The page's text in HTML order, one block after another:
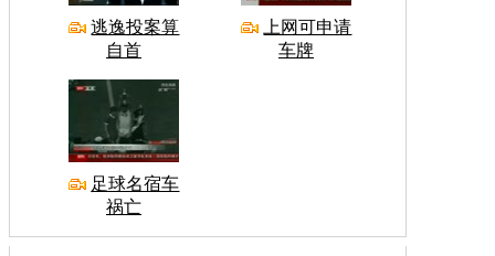
逃逸投案算
自首
上网可申请
车牌
足球名宿车
祸亡